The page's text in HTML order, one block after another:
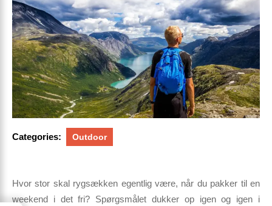
Categories: Outdoor
Hvor stor skal rygsækken egentlig være, når du pakker til en
weekend i det fri? Spørgsmålet dukker op igen og igen i